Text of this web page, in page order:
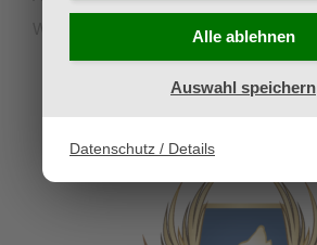
Alle ablehnen
Auswahl speichern
Datenschutz / Details